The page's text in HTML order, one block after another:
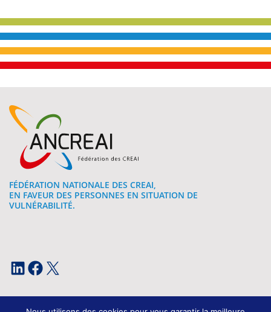
FÉDÉRATION NATIONALE DES CREAI,
EN FAVEUR DES PERSONNES EN SITUATION DE
VULNÉRABILITÉ.
LinkedIn Facebook X